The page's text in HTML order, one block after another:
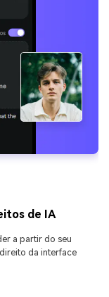
de IA
a partir do seu
da interface